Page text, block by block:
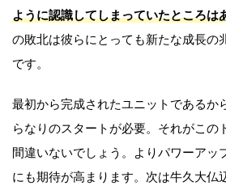
ように認識してしまっていたところは
の敗北は彼らにとっても新たな成長の
です。
最初から完成されたユニットであるか
らなりのスタートが必要。それがこの
間違いないでしょう。よりパワーアッ
にも期待が高まります。次は牛久大仏